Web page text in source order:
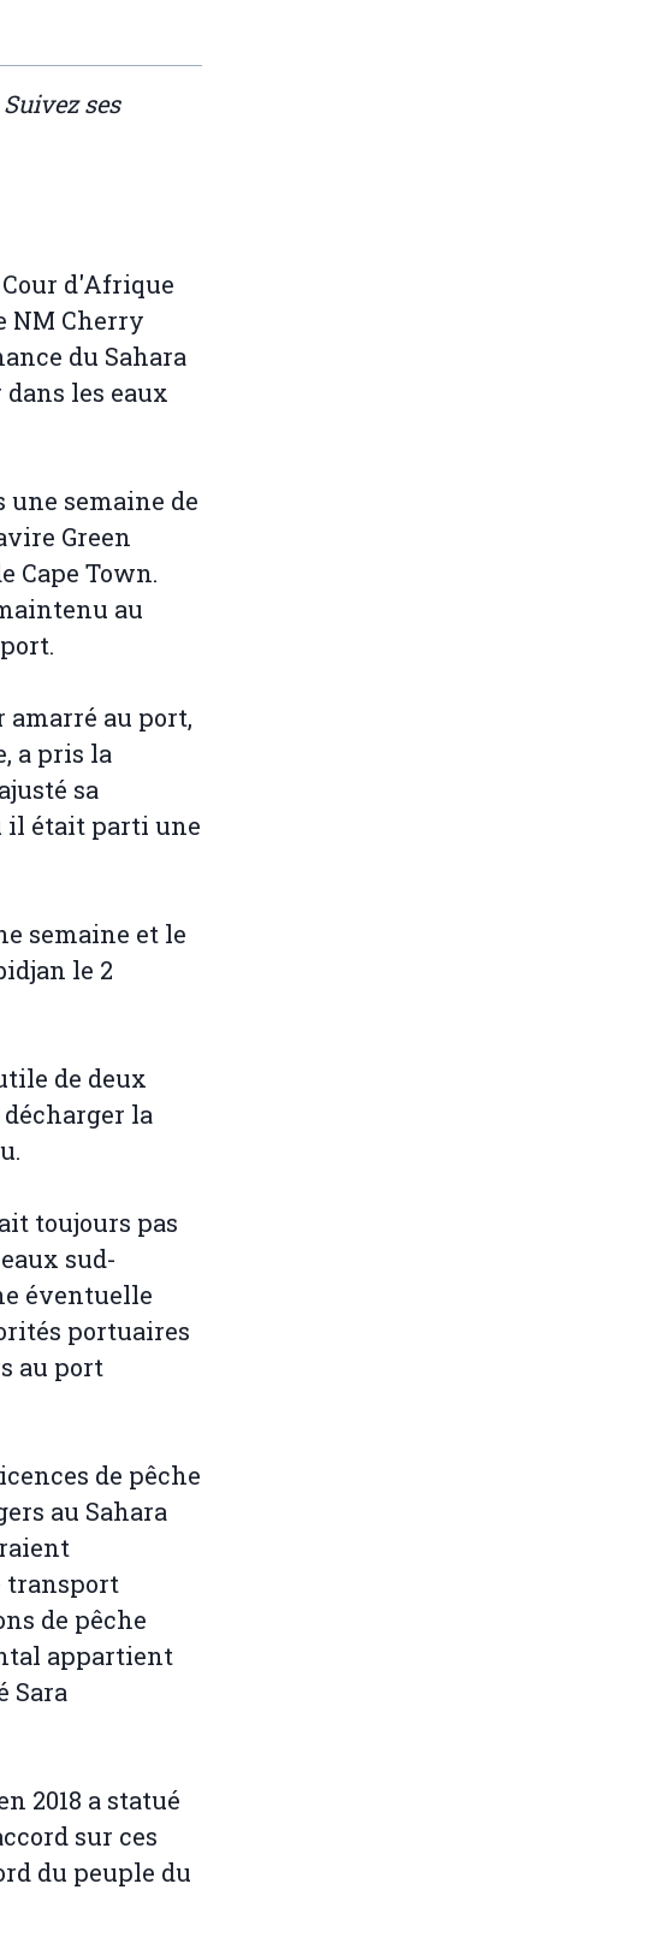
ses
d'Afrique
NM Cherry
du Sahara
les eaux
une semaine de
Green
Cape Town.
au
amarré au port,
a pris la
sa
il était parti une
semaine et le
le 2
de deux
la
toujours pas
sud-
éventuelle
portuaires
au port
de pêche
au Sahara
transport
de pêche
appartient
Sara
2018 a statué
sur ces
du peuple du